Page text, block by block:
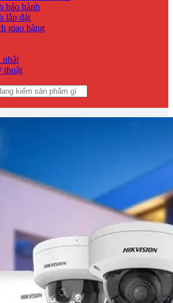
bảo hành
lắp đặt
giao hàng
nhất
thuật